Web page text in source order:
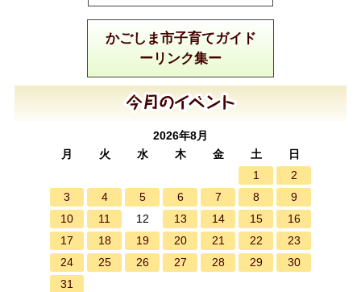
かごしま市子育てガイド
ーリンク集ー
2026年8月
月
火 水 木 金 土
日
1
2
3
4 5 6 7 8
9
10
11 12 13 14 15
16
17
18 19 20 21 22
23
24
25 26 27 28 29
30
31